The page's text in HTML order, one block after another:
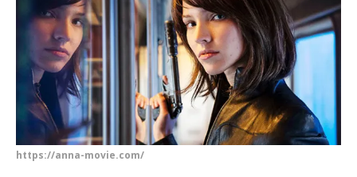
https://anna-movie.com/